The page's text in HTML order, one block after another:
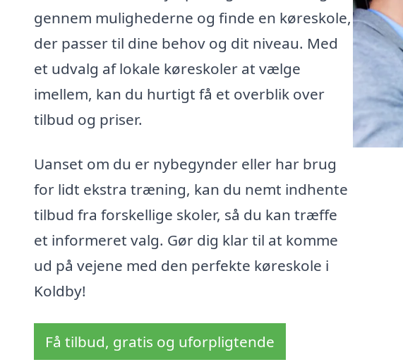
gennem mulighederne og finde en køreskole,
der passer til dine behov og dit niveau. Med
et udvalg af lokale køreskoler at vælge
imellem, kan du hurtigt få et overblik over
tilbud og priser.
Uanset om du er nybegynder eller har brug
for lidt ekstra træning, kan du nemt indhente
tilbud fra forskellige skoler, så du kan træffe
et informeret valg. Gør dig klar til at komme
ud på vejene med den perfekte køreskole i
Koldby!
Få tilbud, gratis og uforpligtende